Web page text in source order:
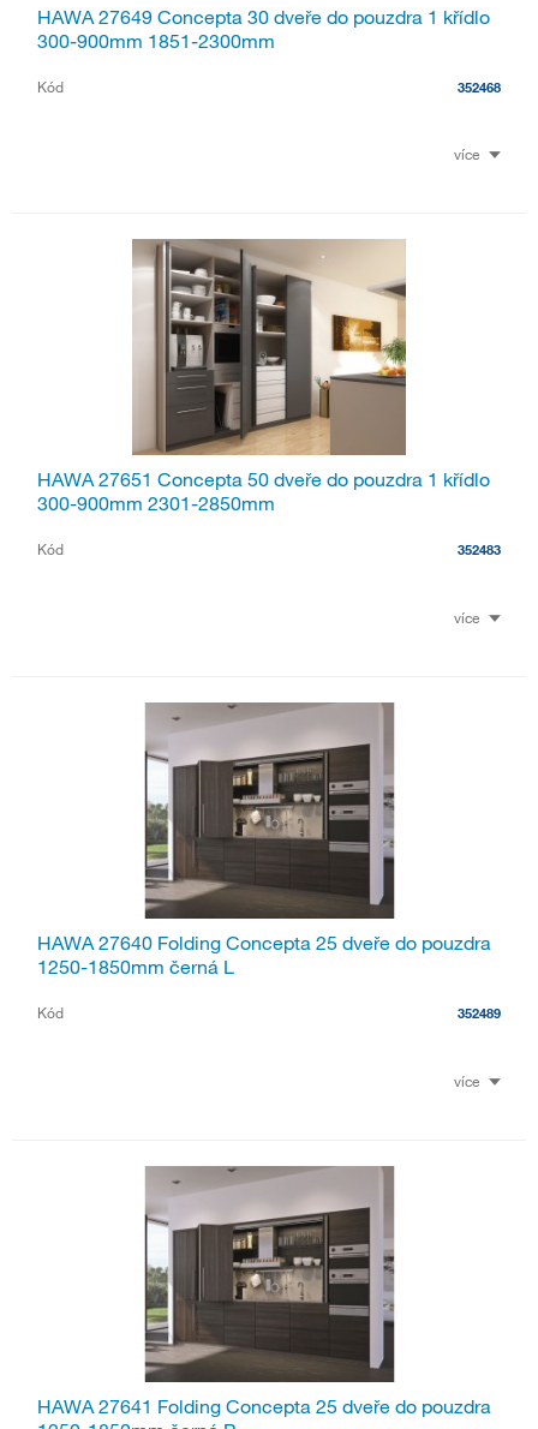
HAWA 27649 Concepta 30 dveře do pouzdra 1 křídlo
300-900mm 1851-2300mm
Kód 352468
více
HAWA 27651 Concepta 50 dveře do pouzdra 1 křídlo
300-900mm 2301-2850mm
Kód 352483
více
HAWA 27640 Folding Concepta 25 dveře do pouzdra
1250-1850mm černá L
Kód 352489
více
HAWA 27641 Folding Concepta 25 dveře do pouzdra